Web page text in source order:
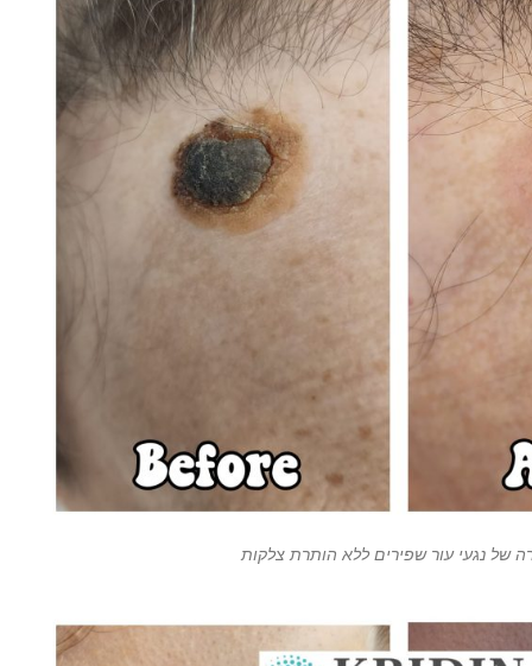
של נגעי עור שפירים ללא הותרת צלקות